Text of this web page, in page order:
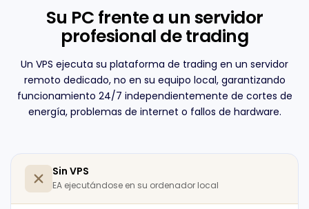
Su PC frente a un servidor
profesional de trading
Un VPS ejecuta su plataforma de trading en un servidor
remoto dedicado, no en su equipo local, garantizando
funcionamiento 24/7 independientemente de cortes de
energía, problemas de internet o fallos de hardware.
Sin VPS
EA ejecutándose en su ordenador local